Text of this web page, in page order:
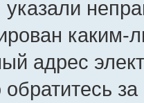
адрес
обратитесь